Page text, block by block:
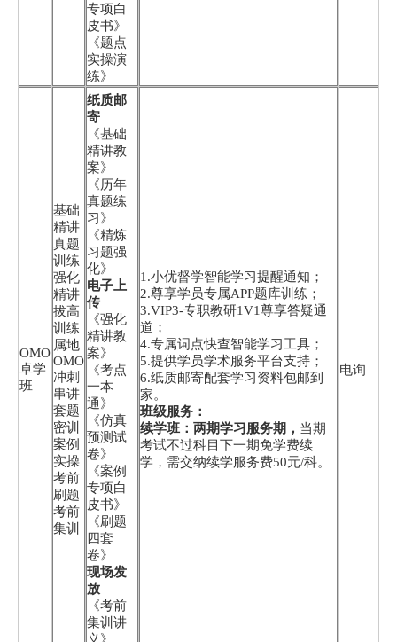
专项白
皮书》
《题点
实操演
练》
OMO
卓学
班
基础
精讲
真题
训练
强化
精讲
拔高
训练
属地
OMO
冲刺
串讲
套题
密训
案例
实操
考前
刷题
考前
集训
纸质邮
寄
《基础
精讲教
案》
《历年
真题练
习》
《精炼
习题强
化》
电子上
传
《强化
精讲教
案》
《考点
一本
通》
《仿真
预测试
卷》
《案例
专项白
皮书》
《刷题
四套
卷》
现场发
放
《考前
集训讲
义》
1.小优督学智能学习提醒通知；
2.尊享学员专属APP题库训练；
3.VIP3-专职教研1V1尊享答疑通
道；
4.专属词点快查智能学习工具；
5.提供学员学术服务平台支持；
6.纸质邮寄配套学习资料包邮到
家。
班级服务：
续学班：两期学习服务期， 当期
考试不过科目下一期免学费续
学，需交纳续学服务费50元/科。
电询